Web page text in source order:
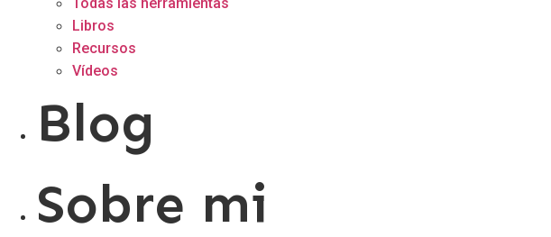
Libros
Recursos
Vídeos
Blog
Sobre mi